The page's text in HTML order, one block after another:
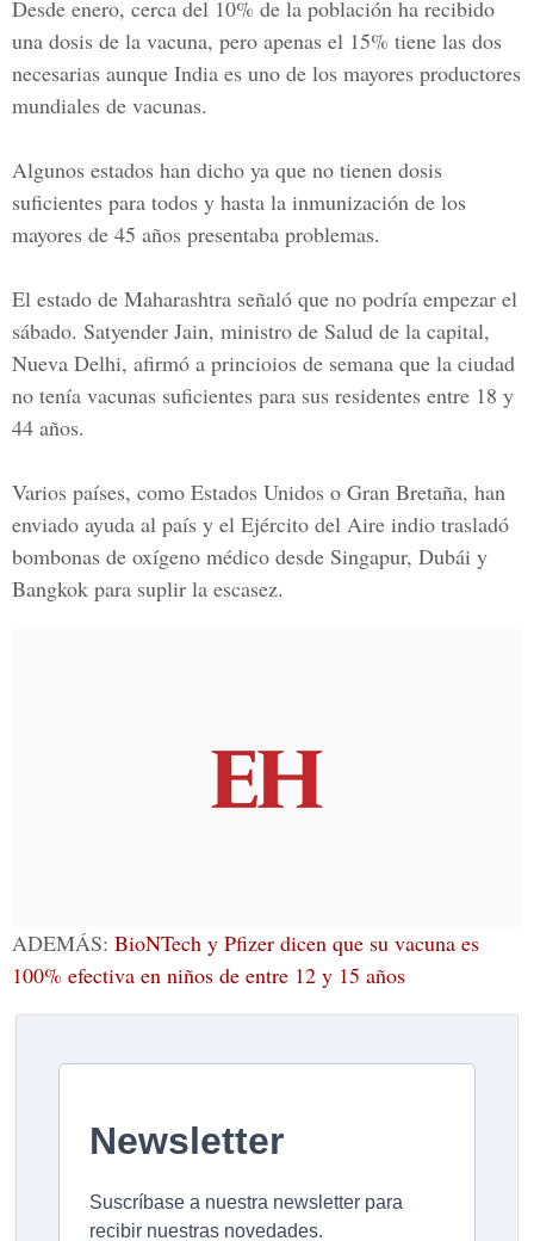
Desde enero, cerca del 10% de la población ha recibido
una dosis de la vacuna, pero apenas el 15% tiene las dos
necesarias aunque India es uno de los mayores productores
mundiales de vacunas.
Algunos estados han dicho ya que no tienen dosis
suficientes para todos y hasta la inmunización de los
mayores de 45 años presentaba problemas.
El estado de Maharashtra señaló que no podría empezar el
sábado. Satyender Jain, ministro de Salud de la capital,
Nueva Delhi, afirmó a princioios de semana que la ciudad
no tenía vacunas suficientes para sus residentes entre 18 y
44 años.
Varios países, como Estados Unidos o Gran Bretaña, han
enviado ayuda al país y el Ejército del Aire indio trasladó
bombonas de oxígeno médico desde Singapur, Dubái y
Bangkok para suplir la escasez.
ADEMÁS: BioNTech y Pfizer dicen que su vacuna es
100% efectiva en niños de entre 12 y 15 años